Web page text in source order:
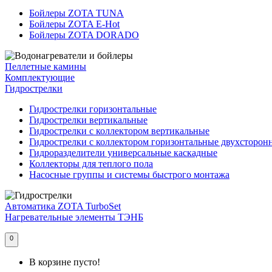
Бойлеры ZOTA TUNA
Бойлеры ZOTA E-Hot
Бойлеры ZOTA DORADO
Пеллетные камины
Комплектующие
Гидрострелки
Гидрострелки горизонтальные
Гидрострелки вертикальные
Гидрострелки с коллектором вертикальные
Гидрострелки с коллектором горизонтальные
Гидроразделители универсальные каскадные
Коллекторы для теплого пола
Насосные группы и системы быстрого монтажа
Автоматика ZOTA TurboSet
Нагревательные элементы ТЭНБ
0
В корзине пусто!